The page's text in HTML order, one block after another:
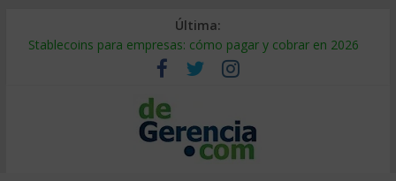
Última:
Stablecoins para empresas: cómo pagar y cobrar en 2026
Despido silencioso: qué es y por qué sale tan caro
IA en selección de personal: cómo auditarla a tiempo
Trabajo forzoso en la cadena de suministro: qué hacer
Mercado hispano de EE. UU.: cómo segmentarlo y venderle